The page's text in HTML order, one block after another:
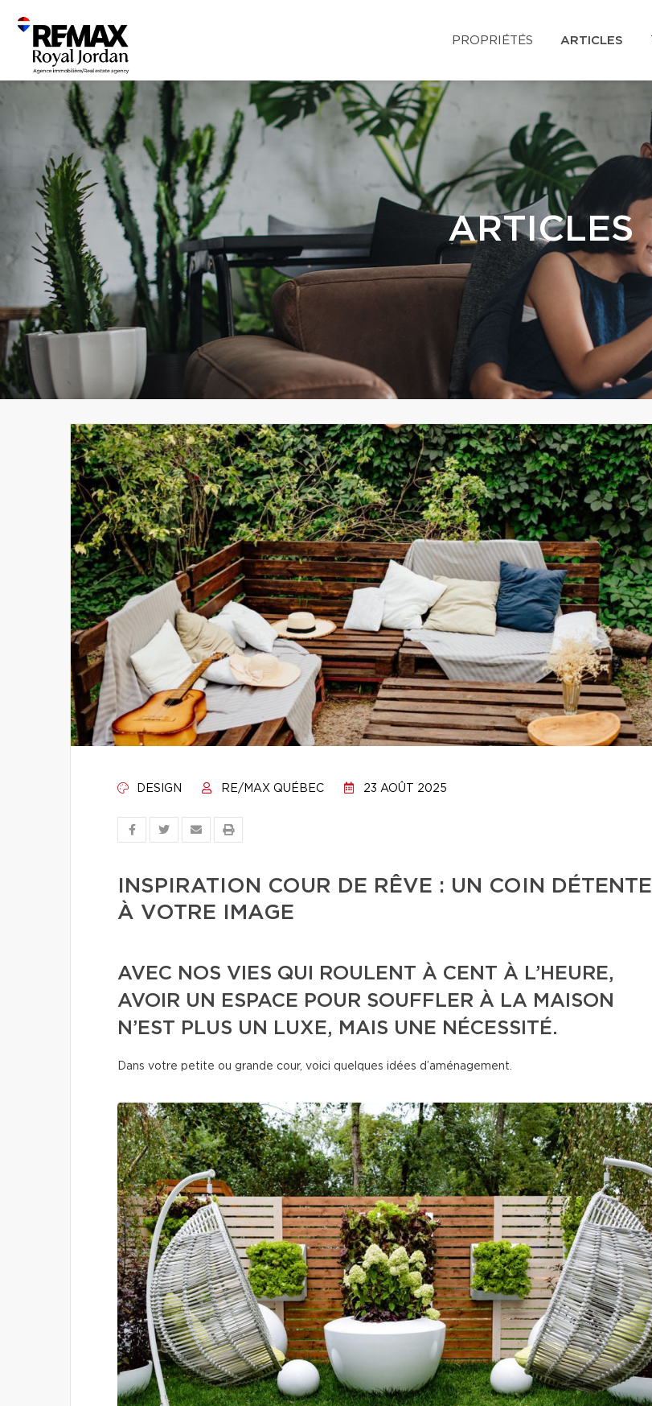
PROPRIÉTÉS ARTICLES
ARTICLES
DESIGN RE/MAX QUÉBEC 23 AOÛT 2025
INSPIRATION COUR DE RÊVE : UN COIN DÉTENTE
À VOTRE IMAGE
AVEC NOS VIES QUI ROULENT À CENT À L’HEURE,
AVOIR UN ESPACE POUR SOUFFLER À LA MAISON
N’EST PLUS UN LUXE, MAIS UNE NÉCESSITÉ.
Dans votre petite ou grande cour, voici quelques idées d’aménagement.